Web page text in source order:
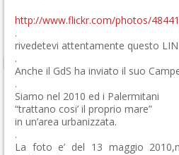
http://www.flickr.com/photos/
.
rivedetevi attentamente questo
.
Anche il GdS ha inviato il suo
.
Siamo nel 2010 ed i Palermitani
“trattano cosi’ il proprio mare”
in un’area urbanizzata.
.
La foto e’ del 13 maggio